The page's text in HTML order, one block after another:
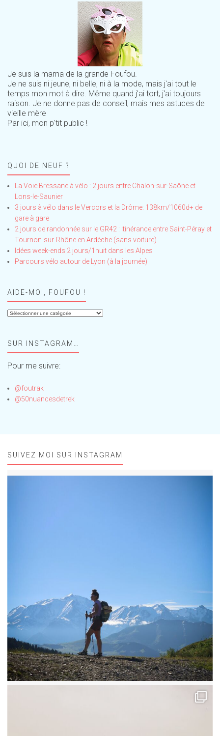
Je suis la mama de la grande Foufou.
Je ne suis ni jeune, ni belle, ni à la mode, mais j'ai tout le
temps mon mot à dire. Même quand j'ai tort, j'ai toujours
raison. Je ne donne pas de conseil, mais mes astuces de
vieille mère
Par ici, mon p'tit public !
QUOI DE NEUF ?
La Voie Bressane à vélo : 2 jours entre Chalon-sur-Saône et
Lons-le-Saunier
3 jours à vélo dans le Vercors et la Drôme: 138km/1060d+ de
gare à gare
2 jours de randonnée sur le GR42 : itinérance entre Saint-Péray et
Tournon-sur-Rhône en Ardèche (sans voiture)
Idées week-ends 2 jours/1nuit dans les Alpes
Parcours vélo autour de Lyon (à la journée)
AIDE-MOI, FOUFOU !
Aide-
!SUR INSTAGRAM…
Pour me suivre:
@foutrak
@50nuancesdetrek
SUIVEZ MOI SUR INSTAGRAM